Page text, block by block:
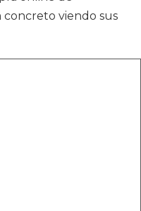
viendo sus